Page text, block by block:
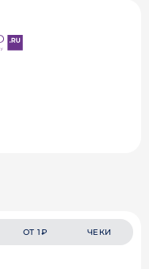
ОТ 1₽ ЧЕКИ